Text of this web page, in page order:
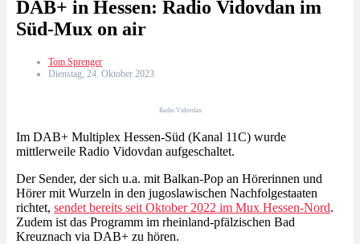
DAB+ in Hessen: Radio Vidovdan im
Süd-Mux on air
Tom Sprenger
Dienstag, 24. Oktober 2023
Radio Vidovdan
Im DAB+ Multiplex Hessen-Süd (Kanal 11C) wurde
mittlerweile Radio Vidovdan aufgeschaltet.
Der Sender, der sich u.a. mit Balkan-Pop an Hörerinnen und
Hörer mit Wurzeln in den jugoslawischen Nachfolgestaaten
richtet, sendet bereits seit Oktober 2022 im Mux Hessen-Nord.
Zudem ist das Programm im rheinland-pfälzischen Bad
Kreuznach via DAB+ zu hören.